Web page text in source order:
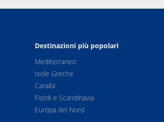
Destinazioni più popolari
Mediterraneo
Isole Greche
Caraibi
Fiordi e Scandinavia
Europa del Nord